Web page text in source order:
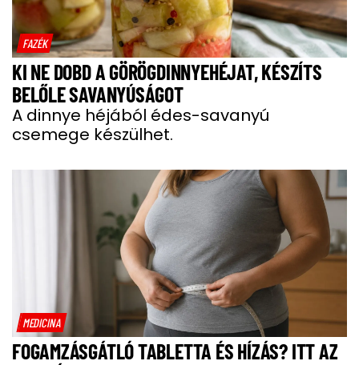
FAZÉK
KI NE DOBD A GÖRÖGDINNYEHÉJAT, KÉSZÍTS
BELŐLE SAVANYÚSÁGOT
A dinnye héjából édes-savanyú
csemege készülhet.
MEDICINA
FOGAMZÁSGÁTLÓ TABLETTA ÉS HÍZÁS? ITT AZ